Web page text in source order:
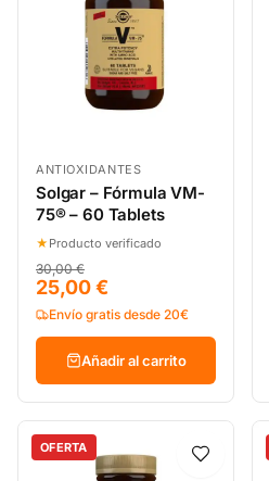
ANTIOXIDANTES
Solgar – Fórmula VM-
75® – 60 Tablets
★ Producto verificado
30,00 €
25,00 €
Envío gratis desde 20€
Añadir al carrito
OFERTA